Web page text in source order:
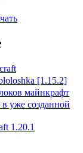
[1.15.2]
майнкрафт
уже созданной
1.20.1